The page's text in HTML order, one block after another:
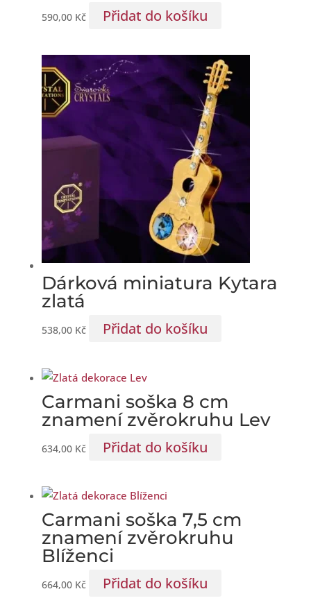
590,00 Kč Přidat do košíku
Dárková miniatura Kytara
zlatá
538,00 Kč Přidat do košíku
Carmani soška 8 cm
znamení zvěrokruhu Lev
634,00 Kč Přidat do košíku
Carmani soška 7,5 cm
znamení zvěrokruhu
Blíženci
664,00 Kč Přidat do košíku